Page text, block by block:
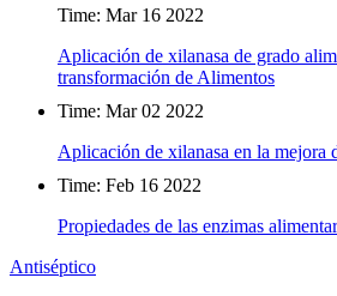
Time: Mar 16 2022
Aplicación de xilanasa de grado
transformación de Alimentos
Time: Mar 02 2022
Aplicación de xilanasa en la mejora
Time: Feb 16 2022
Propiedades de las enzimas
Antiséptico